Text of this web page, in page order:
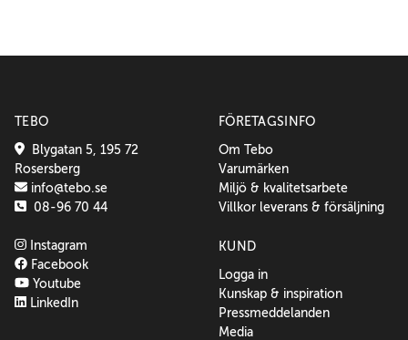
TEBO
Blygatan 5, 195 72
Rosersberg
info@tebo.se
08-96 70 44
Instagram
Facebook
Youtube
LinkedIn
FÖRETAGSINFO
Om Tebo
Varumärken
Miljö & kvalitetsarbete
Villkor leverans & försäljning
KUND
Logga in
Kunskap & inspiration
Pressmeddelanden
Media